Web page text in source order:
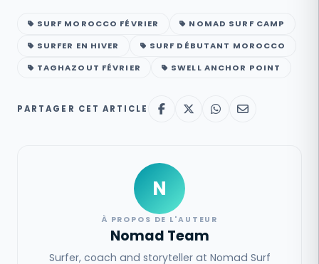
SURF MOROCCO FÉVRIER
NOMAD SURF CAMP
SURFER EN HIVER
SURF DÉBUTANT MOROCCO
TAGHAZOUT FÉVRIER
SWELL ANCHOR POINT
PARTAGER CET ARTICLE
N
À PROPOS DE L'AUTEUR
Nomad Team
Surfer, coach and storyteller at Nomad Surf